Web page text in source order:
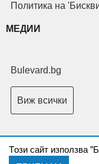
Tози сайт използва
Политика на
МЕДИИ
Bulevard.bg
Виж всички